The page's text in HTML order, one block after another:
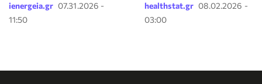
ienergeia.gr 07.31.2026 -
11:50
healthstat.gr 08.02.2026 -
03:00